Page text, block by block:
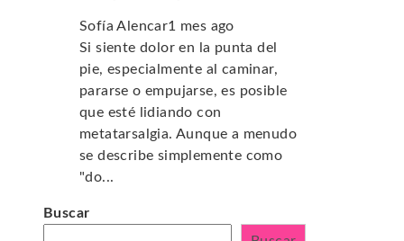
Sofía Alencar1 mes ago
Si siente dolor en la punta del
pie, especialmente al caminar,
pararse o empujarse, es posible
que esté lidiando con
metatarsalgia. Aunque a menudo
se describe simplemente como
"do...
Buscar